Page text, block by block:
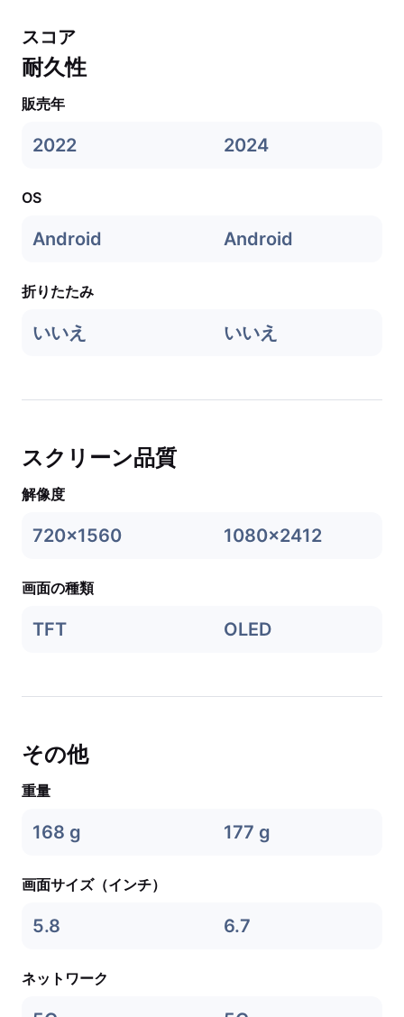
スコア
耐久性
販売年
2022 2024
OS
Android Android
折りたたみ
いいえ いいえ
スクリーン品質
解像度
720x1560 1080x2412
画面の種類
TFT OLED
その他
重量
168 g 177 g
画面サイズ（インチ）
5.8 6.7
ネットワーク